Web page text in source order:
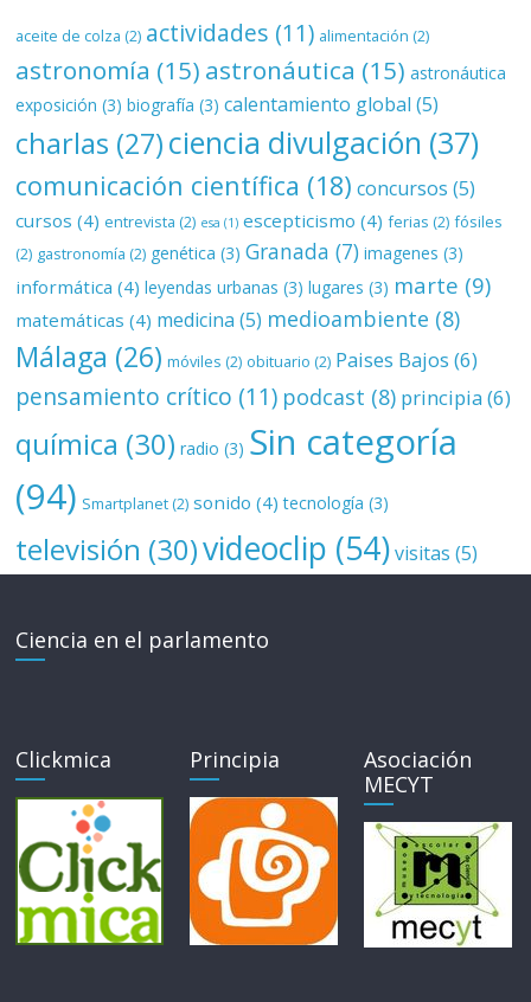
aceite de colza (2) actividades (11) alimentación (2)
astronomía (15) astronáutica (15) astronáutica
exposición (3) biografía (3) calentamiento global (5)
charlas (27)ciencia divulgación (37)
comunicación científica (18) concursos (5)
cursos (4) entrevista (2) esa (1) escepticismo (4) ferias (2) fósiles
(2) gastronomía (2) genética (3) Granada (7) imagenes (3)
informática (4) leyendas urbanas (3) lugares (3) marte (9)
matemáticas (4) medicina (5) medioambiente (8)
Málaga (26) móviles (2) obituario (2) Paises Bajos (6)
pensamiento crítico (11) podcast (8) principia(6)
química (30) radio (3) Sin categoría
(94) Smartplanet (2) sonido (4) tecnología (3)
televisión (30)videoclip (54) visitas (5)
Ciencia en el parlamento
Clickmica Principia
Asociación
MECYT